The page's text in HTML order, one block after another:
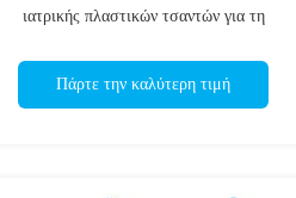
ιατρικής πλαστικών τσαντών για τη
Πάρτε την καλύτερη τιμή